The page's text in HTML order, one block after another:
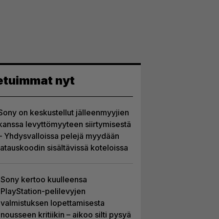
nyt
on keskustellut jälleenmyyjien
levyttömyyteen siirtymisestä
Yhdysvalloissa pelejä myydään
sisältävissä koteloissa
Sony kertoo kuulleensa
PlayStation-pelilevyjen
valmistuksen lopettamisesta
nousseen kritiikin – aikoo silti pysyä